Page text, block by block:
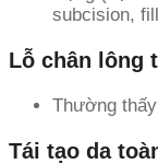
subcision,
Lỗ chân lông
Thường
Tái tạo da